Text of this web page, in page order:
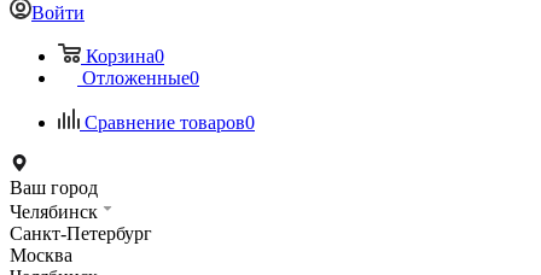
Войти
Корзина0
Отложенные0
Сравнение товаров0
Ваш город
Челябинск
Санкт-Петербург
Москва